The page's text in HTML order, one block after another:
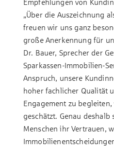
Empfehlungen von
„Über die Auszeichnung
freuen wir uns ganz
große Anerkennung für
Dr. Bauer, Sprecher der
Sparkassen-Immobilien-
Anspruch, unsere
hoher fachlicher Qualität
Engagement zu
geschätzt. Genau deshalb
Menschen ihr Vertrauen,